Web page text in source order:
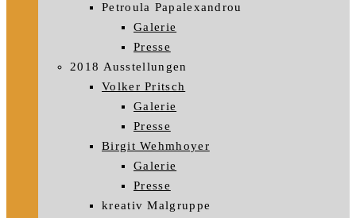
Petroula Papalexandrou
Galerie
Presse
2018 Ausstellungen
Volker Pritsch
Galerie
Presse
Birgit Wehmhoyer
Galerie
Presse
kreativ Malgruppe